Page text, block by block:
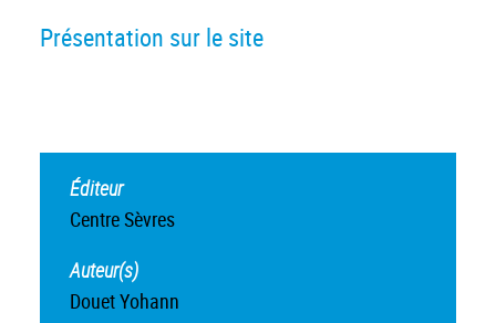
Présentation sur le site
Éditeur
Centre Sèvres
Auteur(s)
Douet Yohann